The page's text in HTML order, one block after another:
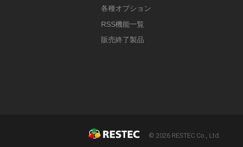
各種オプション
RSS機能一覧
販売終了製品
© 2026 RESTEC Co., Ltd.